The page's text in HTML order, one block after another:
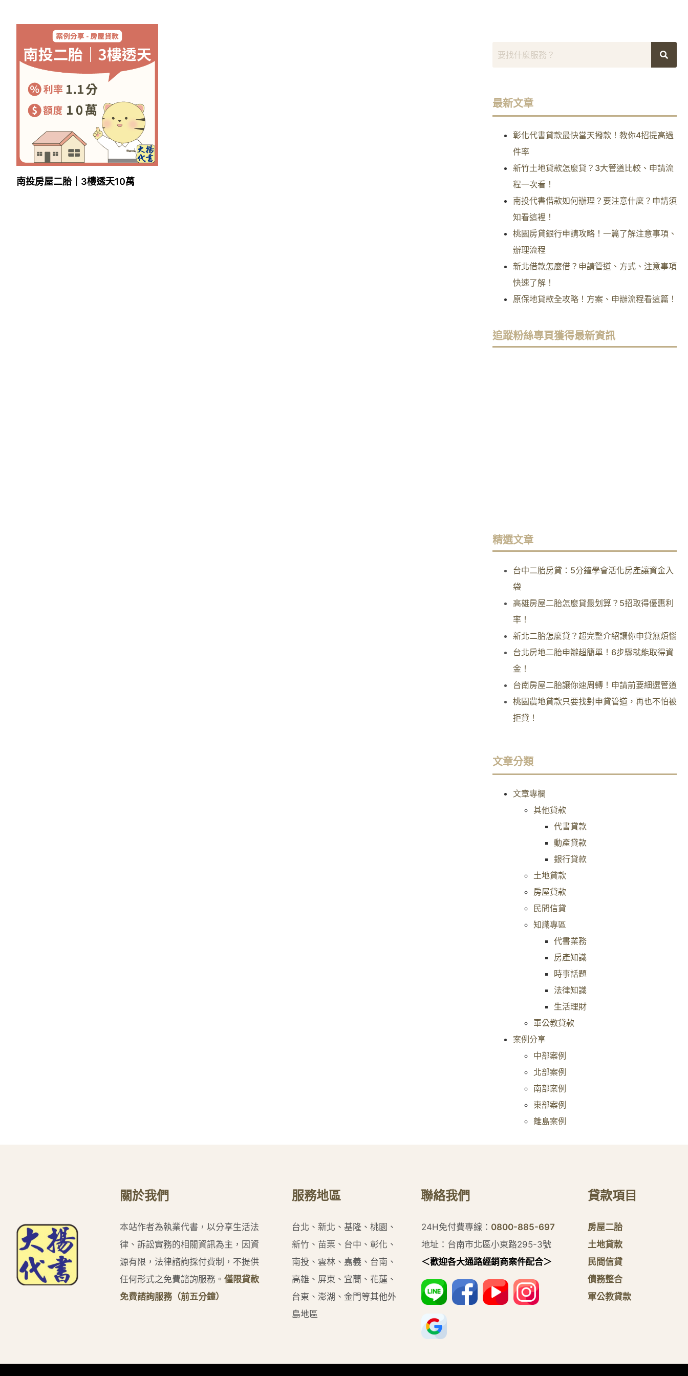
南投房屋二胎｜3樓透天10萬
最新文章
彰化代書貸款最快當天撥款！教你4招提高過
件率
新竹土地貸款怎麼貸？3大管道比較、申請流
程一次看！
南投代書借款如何辦理？要注意什麼？申請須
知看這裡！
桃園房貸銀行申請攻略！一篇了解注意事項、
辦理流程
新北借款怎麼借？申請管道、方式、注意事項
快速了解！
原保地貸款全攻略！方案、申辦流程看這篇！
追蹤粉絲專頁獲得最新資訊
精選文章
台中二胎房貸：5分鐘學會活化房產讓資金入
袋
高雄房屋二胎怎麼貸最划算？5招取得優惠利
率！
新北二胎怎麼貸？超完整介紹讓你申貸無煩惱
台北房地二胎申辦超簡單！6步驟就能取得資
金！
台南房屋二胎讓你速周轉！申請前要細選管道
桃園農地貸款只要找對申貸管道，再也不怕被
拒貸！
文章分類
文章專欄
其他貸款
代書貸款
動產貸款
銀行貸款
土地貸款
房屋貸款
民間信貸
知識專區
代書業務
房產知識
時事話題
法律知識
生活理財
軍公教貸款
案例分享
中部案例
北部案例
南部案例
東部案例
離島案例
關於我們
本站作者為執業代書，以分享生活法
律、訴訟實務的相關資訊為主，因資
源有限，法律諮詢採付費制，不提供
任何形式之免費諮詢服務。 僅限貸款
免費諮詢服務（前五分鐘）
服務地區
台北、新北、基隆、桃園、
新竹、苗栗、台中、彰化、
南投、雲林、嘉義、台南、
高雄、屏東、宜蘭、花蓮、
台東、澎湖、金門等其他外
島地區
聯絡我們
24H免付費專線： 0800-885-697
地址：台南市北區小東路295-3號
＜歡迎各大通路經銷商案件配合＞
貸款項目
房屋二胎
土地貸款
民間信貸
債務整合
軍公教貸款